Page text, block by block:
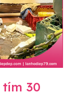
tím 30